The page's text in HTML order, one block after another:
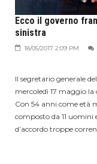
Ecco il governo
sinistra
18/05/2017 2:09 PM
Il segretario generale
mercoledì 17 maggio
Con 54 anni come età
composto da 11 uomini
d’accordo troppe